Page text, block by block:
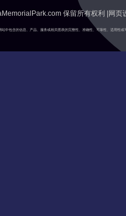
保留所有权利 |网页
包含的信息、产品、服务或相关图表的完整性、准确性、可靠性、适